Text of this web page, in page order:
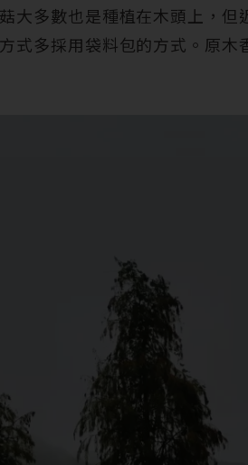
大多數也是種植在木頭上，但
式多採用袋料包的方式。原木